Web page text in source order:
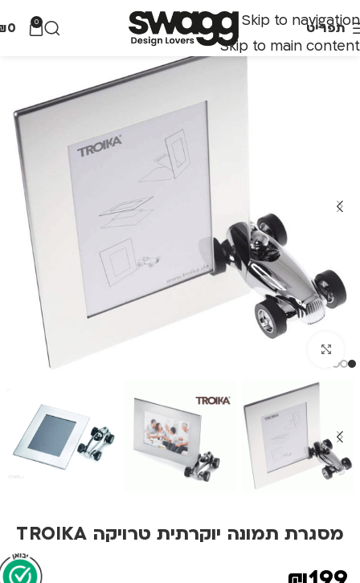
Skip to navigation
Skip to main content
תפריט 0
0
מסגרת תמונה יוקרתית טרויקה TROIKA